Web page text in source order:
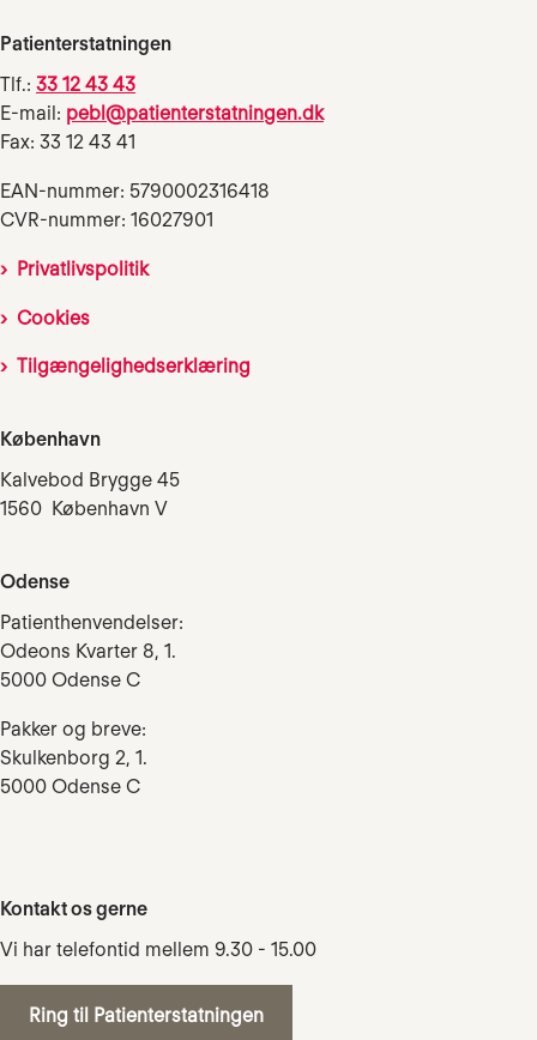
Patienterstatningen
Tlf.: 33 12 43 43
E-mail: pebl@patienterstatningen.dk
Fax: 33 12 43 41
EAN-nummer: 5790002316418
CVR-nummer: 16027901
Privatlivspolitik
Cookies
Tilgængelighedserklæring
København
Kalvebod Brygge 45
1560 København V
Odense
Patienthenvendelser:
Odeons Kvarter 8, 1.
5000 Odense C
Pakker og breve:
Skulkenborg 2, 1.
5000 Odense C
Kontakt os gerne
Vi har telefontid mellem 9.30 - 15.00
Ring til Patienterstatningen